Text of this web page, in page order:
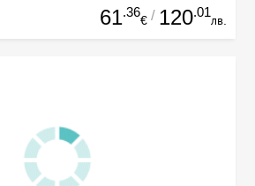
61.36
€ / 120.01
лв.